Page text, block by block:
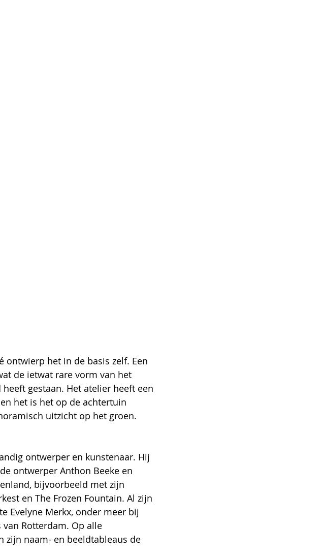
ontwierp het in de basis zelf. Een
de ietwat rare vorm van het
gestaan. Het atelier heeft een
het is het op de achtertuin
uitzicht op het groen.
ontwerper en kunstenaar. Hij
ontwerper Anthon Beeke en
bijvoorbeeld met zijn
en The Frozen Fountain. Al zijn
Evelyne Merkx, onder meer bij
Rotterdam. Op alle
zijn naam- en beeldtableaus de